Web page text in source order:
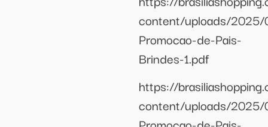
content/uploads/2025/
Promocao-de-Pais-
Brindes-1.pdf
https://
content/uploads/2025/